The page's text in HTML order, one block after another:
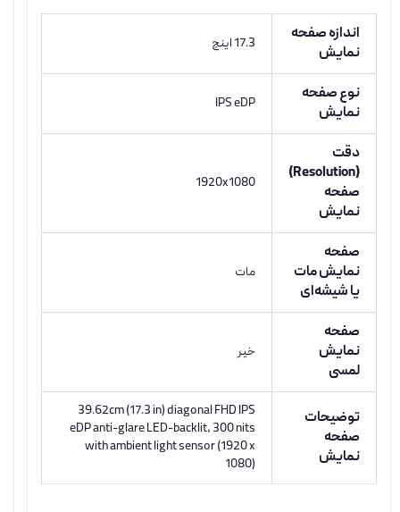
اندازه صفحه
نمایش
17.3 اینچ
نوع صفحه
نمایش
IPS eDP
دقت
(Resolution)
صفحه
نمایش
1920x1080
صفحه
نمایش مات
یا شیشه‌ای
مات
صفحه
نمایش
لمسی
خیر
توضیحات
صفحه
نمایش
39.62cm (17.3 in) diagonal FHD IPS
eDP anti-glare LED-backlit, 300 nits
with ambient light sensor (1920 x
1080)